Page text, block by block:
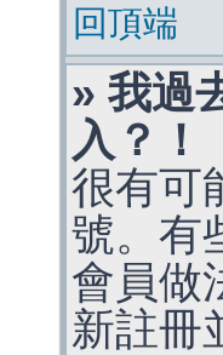
回頂端
» 我過
入？！
很有可
號。有
會員做
新註冊